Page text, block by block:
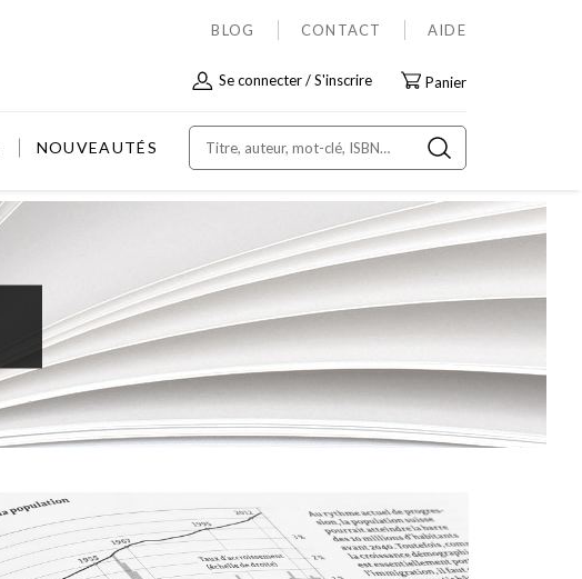
BLOG CONTACT AIDE
Allez
contenu
Se connecter S'inscrire Panier
NOUVEAUTÉS